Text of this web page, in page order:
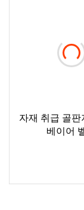
자재 취급 골판
베이어